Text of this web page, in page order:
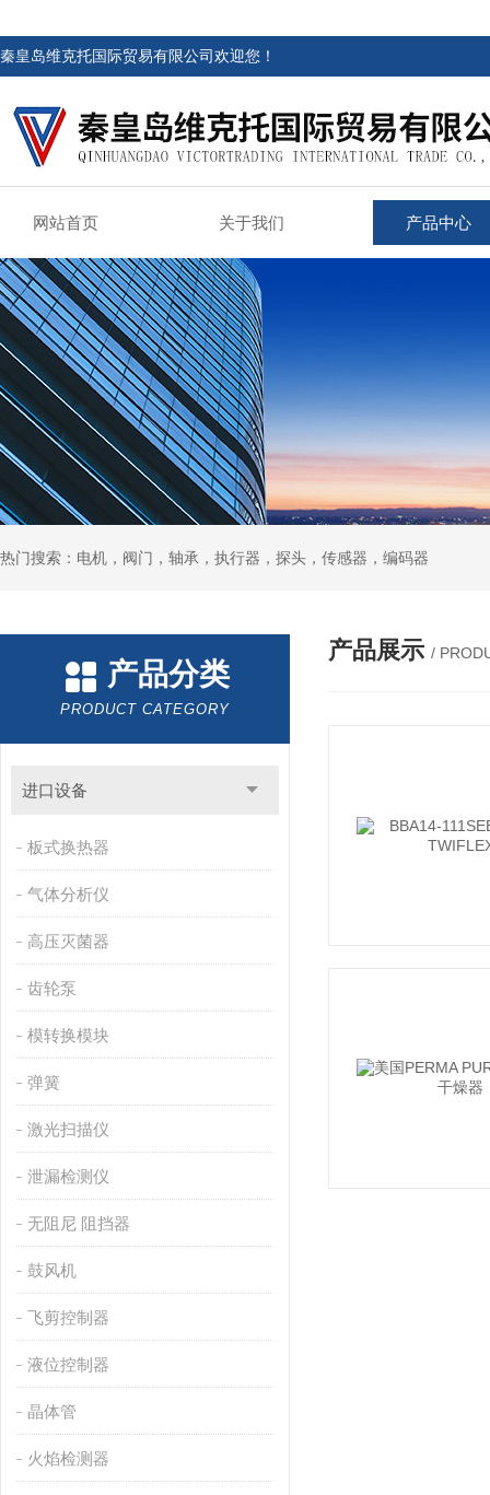
秦皇岛维克托国际贸易有限公司欢迎您！
网站首页 关于我们 产品中心
热门搜索：电机，阀门，轴承，执行器，探头，传感器，编码器
产品分类
PRODUCT CATEGORY
进口设备
板式换热器
气体分析仪
高压灭菌器
齿轮泵
模转换模块
弹簧
激光扫描仪
泄漏检测仪
无阻尼 阻挡器
鼓风机
飞剪控制器
液位控制器
晶体管
火焰检测器
产品展示 /